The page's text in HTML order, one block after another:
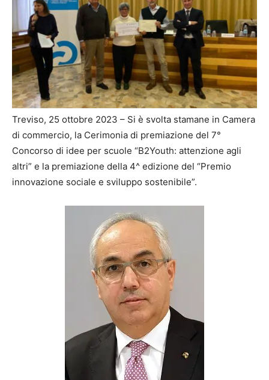
Treviso, 25 ottobre 2023 – Si è svolta stamane in Camera
di commercio, la Cerimonia di premiazione del 7°
Concorso di idee per scuole “B2Youth: attenzione agli
altri” e la premiazione della 4^ edizione del “Premio
innovazione sociale e sviluppo sostenibile”.